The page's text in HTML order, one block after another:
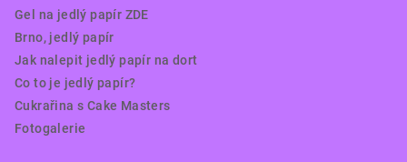
Gel na jedlý papír ZDE
Brno, jedlý papír
Jak nalepit jedlý papír na dort
Co to je jedlý papír?
Cukrařina s Cake Masters
Fotogalerie